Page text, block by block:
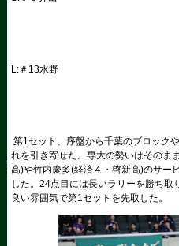
L:＃13水野
第1セット、序盤から千葉のブロック
れを引き寄せた。専大の勢いはそのま
高)や竹内慶多(経済４・啓新高)のサー
した。24点目には長いラリーを勝ち
良い雰囲気で第1セットを先取した。